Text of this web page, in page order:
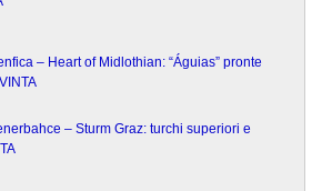
– Heart of Midlothian: “Águias” pronte
– Sturm Graz: turchi superiori e